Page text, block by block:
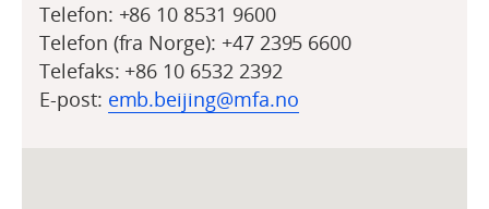
Telefon: +86 10 8531 9600
Telefon (fra Norge): +47 2395 6600
Telefaks: +86 10 6532 2392
E-post: emb.beijing@mfa.no